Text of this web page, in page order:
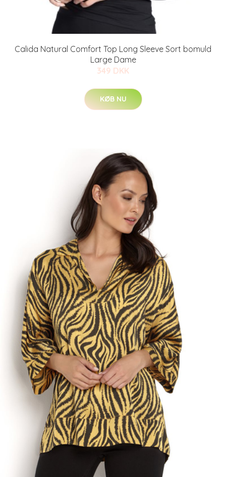
Calida Natural Comfort Top Long Sleeve Sort bomuld
Large Dame
349 DKK
KØB NU